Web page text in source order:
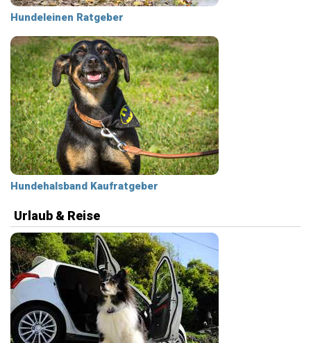
Hundeleinen Ratgeber
Hundehalsband Kaufratgeber
Urlaub & Reise